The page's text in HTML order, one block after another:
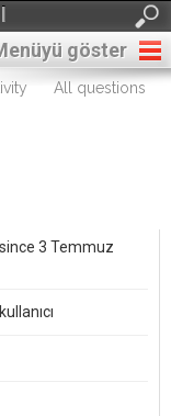
göster
All questions
3 Temmuz